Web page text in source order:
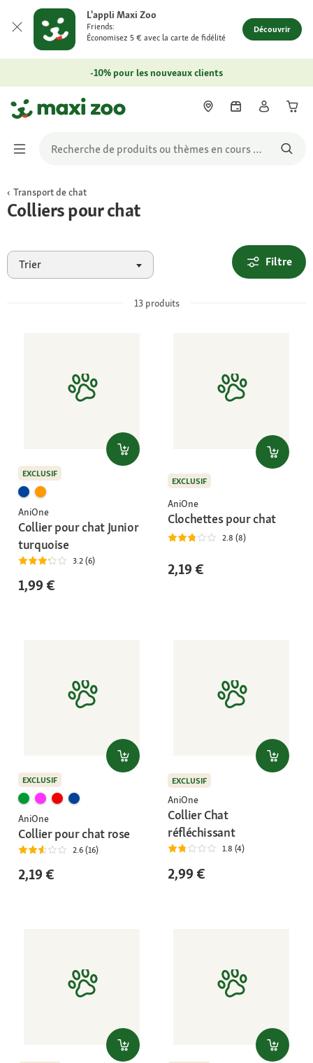
L'appli Maxi Zoo
Friends:
Économisez 5 € avec la carte de fidélité
Découvrir
-10% pour les nouveaux clients
Transport de chat
Colliers pour chat
Trier Filtre
13produits
EXCLUSIF
AniOne
Collier pour chat Junior
turquoise
3.2 (6)
1,99 €
EXCLUSIF
AniOne
Clochettes pour chat
2.8 (8)
2,19 €
EXCLUSIF
AniOne
Collier pour chat rose
2.6 (16)
2,19 €
EXCLUSIF
AniOne
Collier Chat
réfléchissant
1.8 (4)
2,99 €